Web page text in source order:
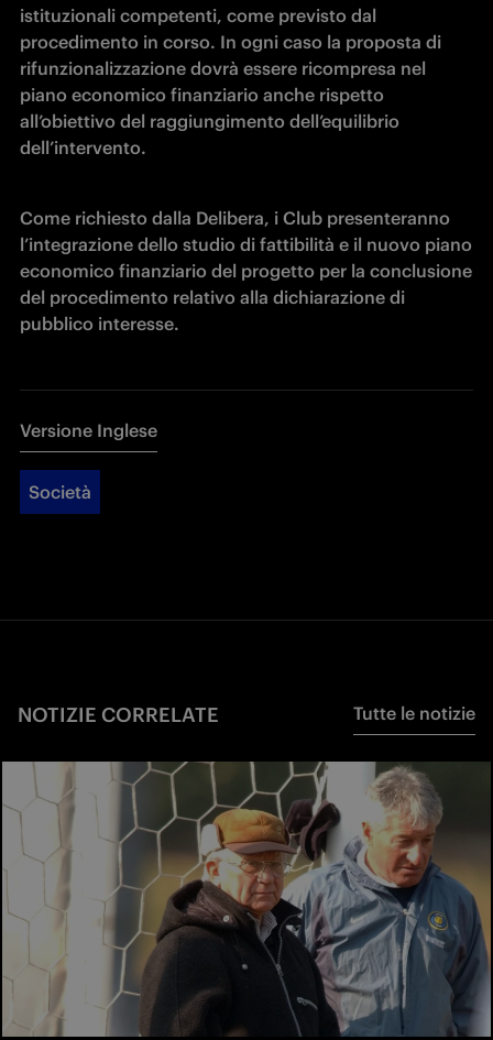
istituzionali competenti, come previsto dal
procedimento in corso. In ogni caso la proposta di
rifunzionalizzazione dovrà essere ricompresa nel
piano economico finanziario anche rispetto
all’obiettivo del raggiungimento dell’equilibrio
dell’intervento.
Come richiesto dalla Delibera, i Club presenteranno
l’integrazione dello studio di fattibilità e il nuovo piano
economico finanziario del progetto per la conclusione
del procedimento relativo alla dichiarazione di
pubblico interesse.
Versione Inglese
Società
NOTIZIE CORRELATE Tutte le notizie